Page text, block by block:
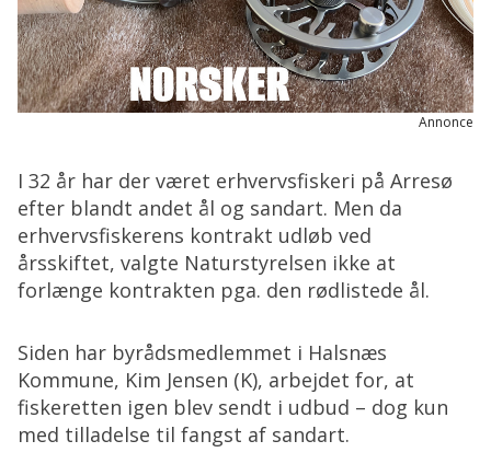
Annonce
I 32 år har der været erhvervsfiskeri på Arresø
efter blandt andet ål og sandart. Men da
erhvervsfiskerens kontrakt udløb ved
årsskiftet, valgte Naturstyrelsen ikke at
forlænge kontrakten pga. den rødlistede ål.
Siden har byrådsmedlemmet i Halsnæs
Kommune, Kim Jensen (K), arbejdet for, at
fiskeretten igen blev sendt i udbud – dog kun
med tilladelse til fangst af sandart.